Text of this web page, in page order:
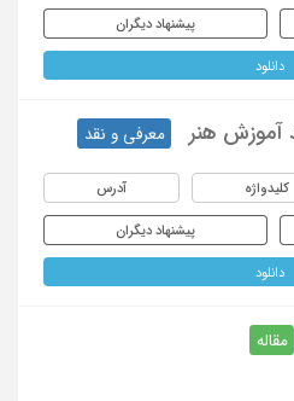
پیشنهاد دیگران
دانلود
آموزش هنر معرفی و نقد
کلیدواژه آدرس
پیشنهاد دیگران
دانلود
مقاله